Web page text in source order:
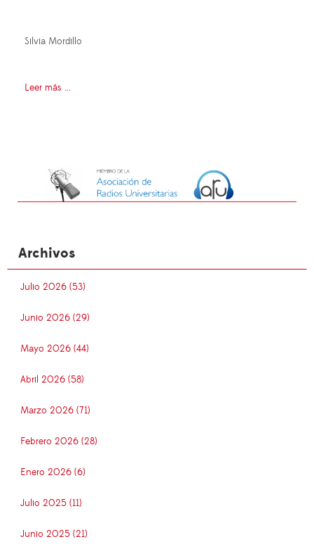
Silvia Mordillo
Leer más ...
Archivos
Julio 2026 (53)
Junio 2026 (29)
Mayo 2026 (44)
Abril 2026 (58)
Marzo 2026 (71)
Febrero 2026 (28)
Enero 2026 (6)
Julio 2025 (11)
Junio 2025 (21)